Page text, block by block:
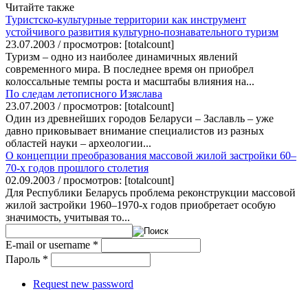
Читайте также
Туристско-культурные территории как инструмент
устойчивого развития культурно-познавательного туризм
23.07.2003 / просмотров: [totalcount]
Туризм – одно из наиболее динамичных явлений
современного мира. В последнее время он приобрел
колоссальные темпы роста и масштабы влияния на...
По следам летописного Изяслава
23.07.2003 / просмотров: [totalcount]
Один из древнейших городов Беларуси – Заславль – уже
давно приковывает внимание специалистов из разных
областей науки – археологии...
О концепции преобразования массовой жилой застройки 60–
70-х годов прошлого столетия
02.09.2003 / просмотров: [totalcount]
Для Республики Беларусь проблема реконструкции массовой
жилой застройки 1960–1970-х годов приобретает особую
значимость, учитывая то...
E-mail or username *
Пароль *
Request new password